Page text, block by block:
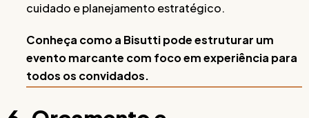
cuidado e planejamento estratégico.
Conheça como a Bisutti pode estruturar um
evento marcante com foco em experiência para
todos os convidados.